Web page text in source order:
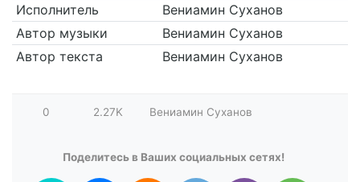
Исполнитель
Вениамин Суханов
Автор музыки
Вениамин Суханов
Автор текста
Вениамин Суханов
0 2.27K Вениамин Суханов
Поделитесь в Ваших социальных сетях!